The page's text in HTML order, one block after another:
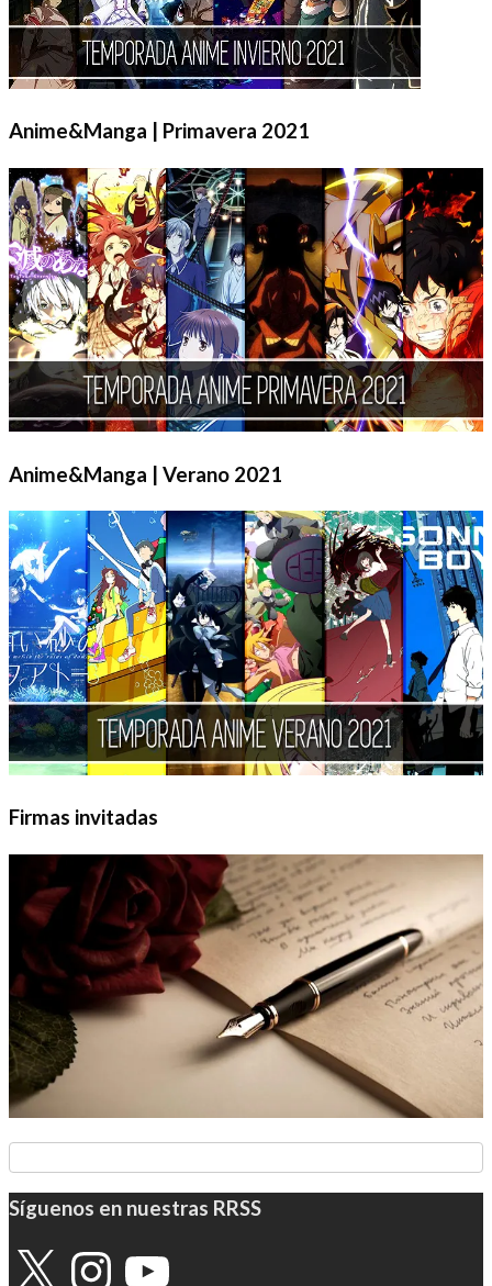
Anime&Manga | Primavera 2021
Anime&Manga | Verano 2021
Firmas invitadas
Síguenos en nuestras RRSS
X InstagramYouTube